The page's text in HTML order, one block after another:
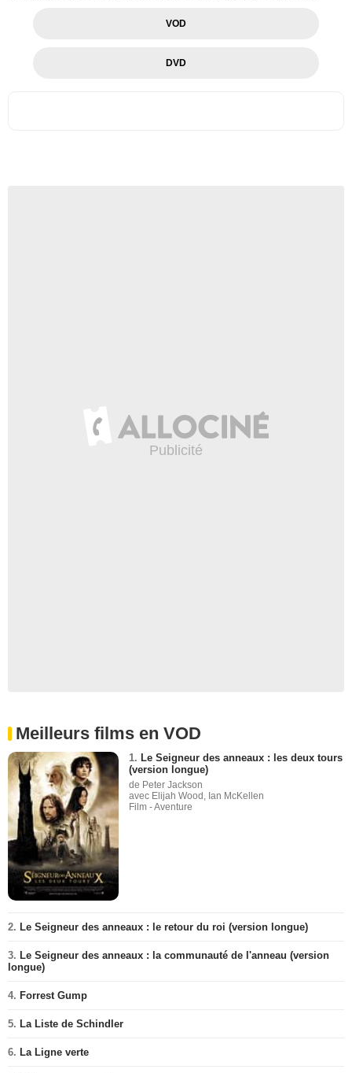
VOD
DVD
Meilleurs films en VOD
1. Le Seigneur des anneaux : les deux tours
(version longue)
de Peter Jackson
avec Elijah Wood, Ian McKellen
Film - Aventure
2. Le Seigneur des anneaux : le retour du roi (version longue)
3. Le Seigneur des anneaux : la communauté de l'anneau (version
longue)
4. Forrest Gump
5. La Liste de Schindler
6. La Ligne verte